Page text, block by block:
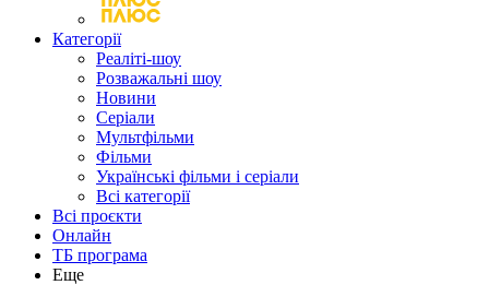
Категорії
Реаліті-шоу
Розважальні шоу
Новини
Серіали
Мультфільми
Фільми
Українські фільми і серіали
Всі категорії
Всі проєкти
Онлайн
ТБ програма
Еще